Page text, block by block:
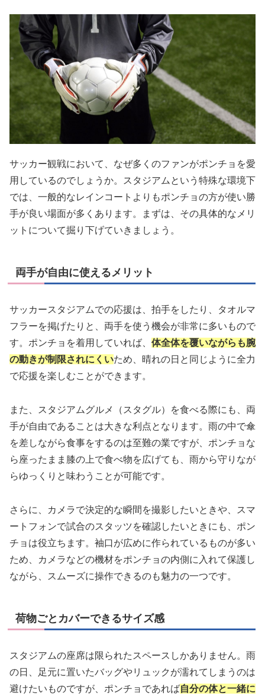
サッカー観戦において、なぜ多くのファンがポンチョを愛
用しているのでしょうか。スタジアムという特殊な環境下
では、一般的なレインコートよりもポンチョの方が使い勝
手が良い場面が多くあります。まずは、その具体的なメリ
ットについて掘り下げていきましょう。
両手が自由に使えるメリット
サッカースタジアムでの応援は、拍手をしたり、タオルマ
フラーを掲げたりと、両手を使う機会が非常に多いもので
す。ポンチョを着用していれば、 体全体を覆いながらも腕
の動きが制限されにくいため、晴れの日と同じように全力
で応援を楽しむことができます。
また、スタジアムグルメ（スタグル）を食べる際にも、両
手が自由であることは大きな利点となります。雨の中で傘
を差しながら食事をするのは至難の業ですが、ポンチョな
ら座ったまま膝の上で食べ物を広げても、雨から守りなが
らゆっくりと味わうことが可能です。
さらに、カメラで決定的な瞬間を撮影したいときや、スマ
ートフォンで試合のスタッツを確認したいときにも、ポン
チョは役立ちます。袖口が広めに作られているものが多い
ため、カメラなどの機材をポンチョの内側に入れて保護し
ながら、スムーズに操作できるのも魅力の一つです。
荷物ごとカバーできるサイズ感
スタジアムの座席は限られたスペースしかありません。雨
の日、足元に置いたバッグやリュックが濡れてしまうのは
避けたいものですが、ポンチョであれば自分の体と一緒に